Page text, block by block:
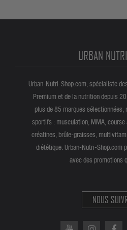
URBAN
Urban-Nutri-Shop.com, spécialiste
Premium et de la nutrition depuis
plus de 85 marques sélectionnées,
sportifs : musculation, MMA, course
créatines, brûle-graisses,
diététique. Urban-Nutri-Shop.com
avec des promotions
NOUS